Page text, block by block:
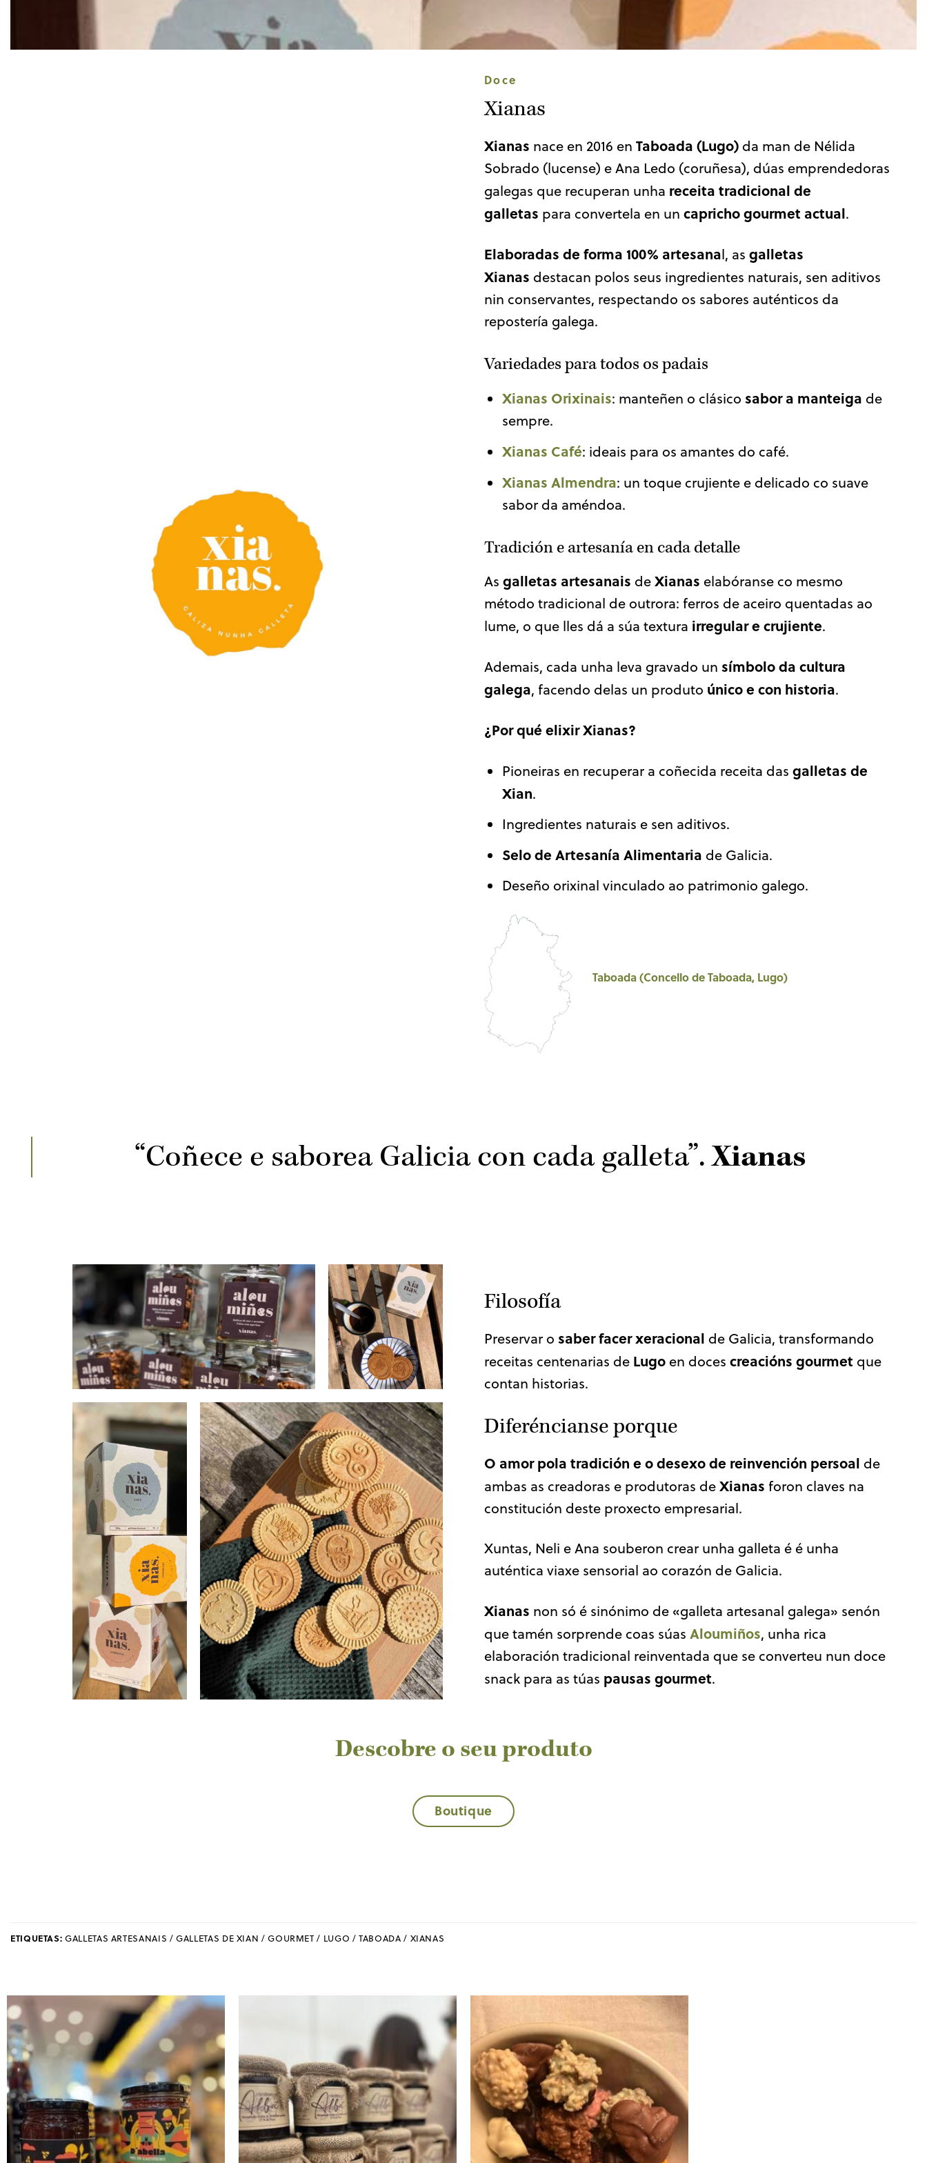
Doce
Xianas
Xianas nace en 2016 en Taboada (Lugo)da man de Nélida
Sobrado (lucense) e Ana Ledo (coruñesa), dúas emprendedoras
galegas que recuperan unha receita tradicional de
galletas para convertela en un capricho gourmet actual.
Elaboradas de forma 100% artesanal, as galletas
Xianas destacan polos seus ingredientes naturais, sen aditivos
nin conservantes, respectando os sabores auténticos da
repostería galega.
Variedades para todos os padais
Xianas Orixinais: manteñen o clásico sabor a manteiga de
sempre.
Xianas Café: ideais para os amantes do café.
Xianas Almendra: un toque crujiente e delicado co suave
sabor da améndoa.
Tradición e artesanía en cada detalle
As galletas artesanais deXianas elabóranse co mesmo
método tradicional de outrora: ferros de aceiro quentadas ao
lume, o que lles dá a súa textura irregular e crujiente.
Ademais, cada unha leva gravado un símbolo da cultura
galega, facendo delas un produto único e con historia.
¿Por qué elixir Xianas?
Pioneiras en recuperar a coñecida receita das galletas de
Xian.
Ingredientes naturais e sen aditivos.
Selo de Artesanía Alimentaria de Galicia.
Deseño orixinal vinculado ao patrimonio galego.
Taboada (Concello de Taboada, Lugo)
“Coñece e saborea Galicia con cada galleta”.Xianas
Filosofía
Preservar o saber facer xeracional de Galicia, transformando
receitas centenarias de Lugo en doces creacións gourmet que
contan historias.
Diferéncianse porque
O amor pola tradición e o desexo de reinvención persoal de
ambas as creadoras e produtoras deXianas foron claves na
constitución deste proxecto empresarial.
Xuntas, Neli e Ana souberon crear unha galleta é é unha
auténtica viaxe sensorial ao corazón de Galicia.
Xianas non só é sinónimo de «galleta artesanal galega» senón
que tamén sorprende coas súas Aloumiños, unha rica
elaboración tradicional reinventada que se converteu nun doce
snack para as túas pausas gourmet.
Descobre o seu produto
Boutique
ETIQUETAS: GALLETAS ARTESANAIS / GALLETAS DE XIAN / GOURMET / LUGO / TABOADA / XIANAS